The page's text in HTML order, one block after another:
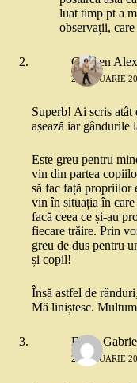
luat timp pt a
observații,
Carmen
21 IANUARIE
Superb! Ai scris atât
așează iar gândurile
Este greu pentru
vin din partea
să fac față propriilor
vin în situația în care
facă ceea ce și-au
fiecare trăire. Prin
greu de dus pentru
și copil!
Însă astfel de
Mă liniștesc.
Elena
21 IANUARIE